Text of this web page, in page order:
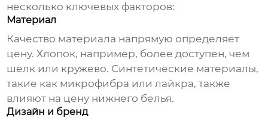
несколько ключевых факторов:
Материал
Качество материала напрямую определяет
цену. Хлопок, например, более доступен, чем
шелк или кружево. Синтетические материалы,
такие как микрофибра или лайкра, также
влияют на цену нижнего белья.
Дизайн и бренд